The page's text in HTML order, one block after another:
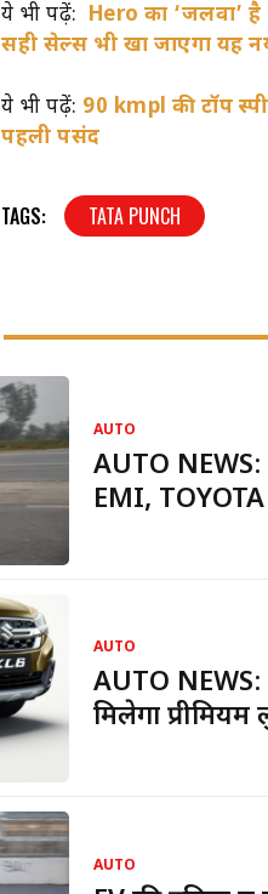
ये भी पढ़ें: Heroका ‘जलवा’ है
सही सेल्स भी खा जाएगा यह
ये भी पढ़ें: 90 kmpl की टॉप
पहली पसंद
TAGS: TATA PUNCH
AUTO
AUTO
EMI,
AUTO
AUTO NEWS:
मिलेगा
AUTO